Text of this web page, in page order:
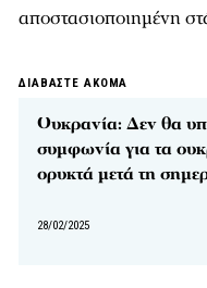
αποστασιοποιημένη
ΔΙΑΒΑΣΤΕ ΑΚΟΜΑ
Ουκρανία: Δεν θα
συμφωνία για τα
ορυκτά μετά τη
28/02/2025